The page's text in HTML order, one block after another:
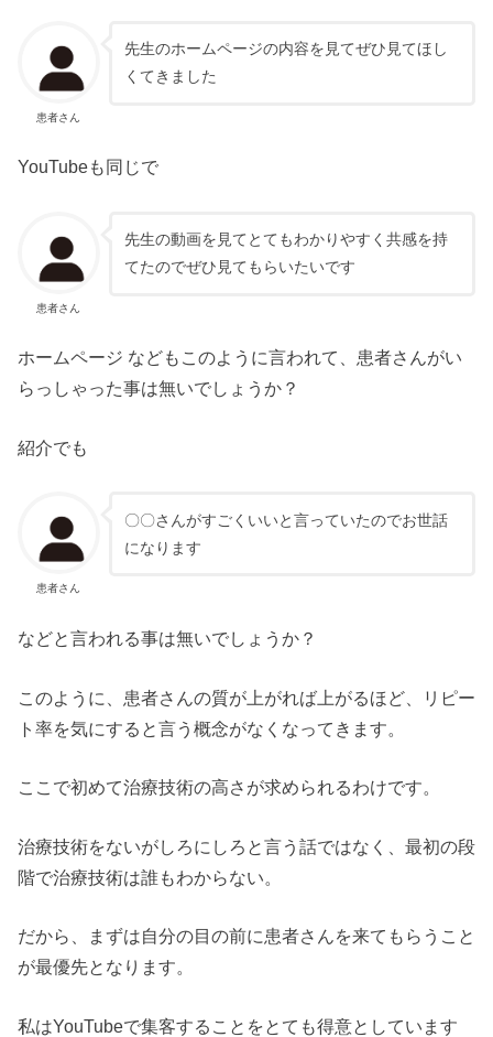
患者さん
先生のホームページの内容を見てぜひ見てほし
くてきました
YouTubeも同じで
患者さん
先生の動画を見てとてもわかりやすく共感を持
てたのでぜひ見てもらいたいです
ホームページ などもこのように言われて、患者さんがい
らっしゃった事は無いでしょうか？
紹介でも
患者さん
〇〇さんがすごくいいと言っていたのでお世話
になります
などと言われる事は無いでしょうか？
このように、患者さんの質が上がれば上がるほど、リピー
ト率を気にすると言う概念がなくなってきます。
ここで初めて治療技術の高さが求められるわけです。
治療技術をないがしろにしろと言う話ではなく、最初の段
階で治療技術は誰もわからない。
だから、まずは自分の目の前に患者さんを来てもらうこと
が最優先となります。
私はYouTubeで集客することをとても得意としています